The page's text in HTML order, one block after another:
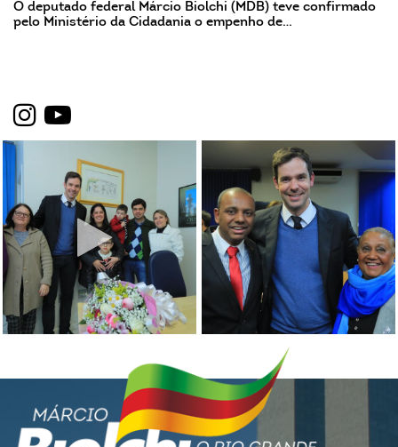
O deputado federal Márcio Biolchi (MDB) teve confirmado
pelo Ministério da Cidadania o empenho de…